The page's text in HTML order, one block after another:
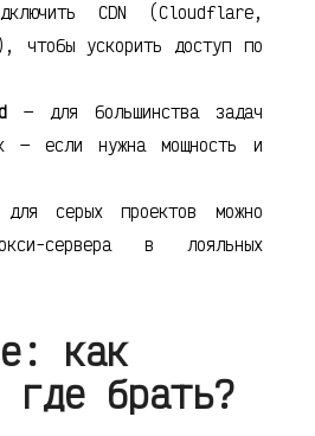
CDN (Cloudflare,
ускорить доступ по
— для большинства задач
— если нужна мощность и
серых проектов можно
сервера в лояльных
как
где брать?